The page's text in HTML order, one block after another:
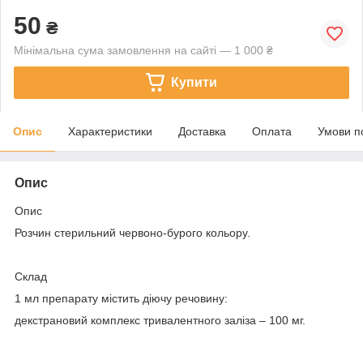
50 ₴
Мінімальна сума замовлення на сайті — 1 000 ₴
Купити
Опис Характеристики Доставка Оплата Умови
Опис
Опис
Розчин стерильний червоно-бурого кольору.
Склад
1 мл препарату містить діючу речовину:
декстрановий комплекс тривалентного заліза – 100 мг.